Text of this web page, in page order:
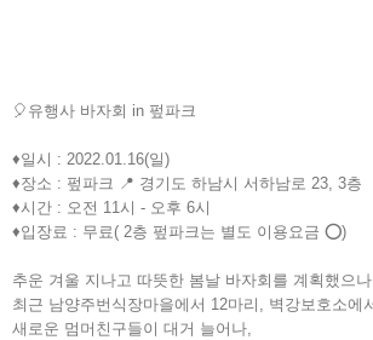
🎈유행사 바자회 in 펖파크
♦️일시 : 2022.01.16(일)
♦️장소 : 펖파크 📍 경기도 하남시 서하남로 23, 3층
♦️시간 : 오전 11시 - 오후 6시
♦️입장료 : 무료( 2층 펖파크는 별도 이용요금 ⭕️)
추운 겨울 지나고 따뜻한 봄날 바자회를 계획했으나,
최근 남양주번식장마을에서 12마리, 벽강보호소에
새로운 멈머친구들이 대거 늘어나,